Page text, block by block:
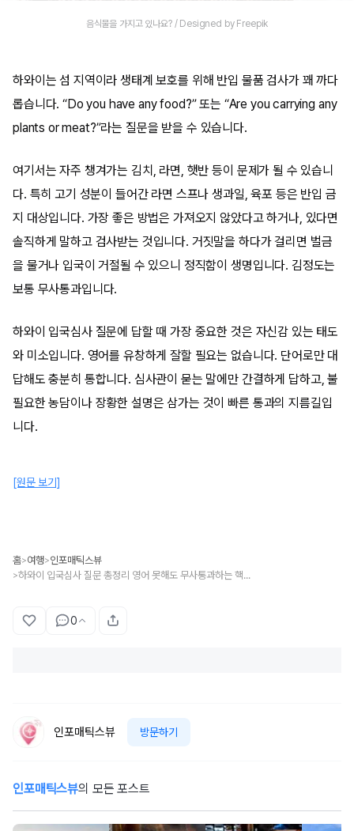
음식물을 가지고 있나요? / Designed by Freepik
하와이는 섬 지역이라 생태계 보호를 위해 반입 물품 검사가 꽤 까다
롭습니다. “Do you have any food?” 또는 “Are you carrying any
plants or meat?”라는 질문을 받을 수 있습니다.
여기서는 자주 챙겨가는 김치, 라면, 햇반 등이 문제가 될 수 있습니
다. 특히 고기 성분이 들어간 라면 스프나 생과일, 육포 등은 반입 금
지 대상입니다. 가장 좋은 방법은 가져오지 않았다고 하거나, 있다면
솔직하게 말하고 검사받는 것입니다. 거짓말을 하다가 걸리면 벌금
을 물거나 입국이 거절될 수 있으니 정직함이 생명입니다. 김정도는
보통 무사통과입니다.
하와이 입국심사 질문에 답할 때 가장 중요한 것은 자신감 있는 태도
와 미소입니다. 영어를 유창하게 잘할 필요는 없습니다. 단어로만 대
답해도 충분히 통합니다. 심사관이 묻는 말에만 간결하게 답하고, 불
필요한 농담이나 장황한 설명은 삼가는 것이 빠른 통과의 지름길입
니다.
[원문 보기]
홈>여행>인포매틱스뷰
> 하와이 입국심사 질문 총정리 영어 못해도 무사통과하는 핵심 가이드
0
인포매틱스뷰 방문하기
인포매틱스뷰의 모든 포스트